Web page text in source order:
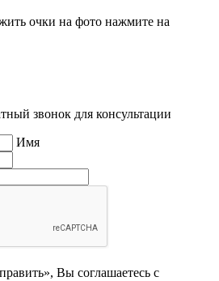
очки на фото нажмите на
звонок для консультации
Имя
Вы соглашаетесь с